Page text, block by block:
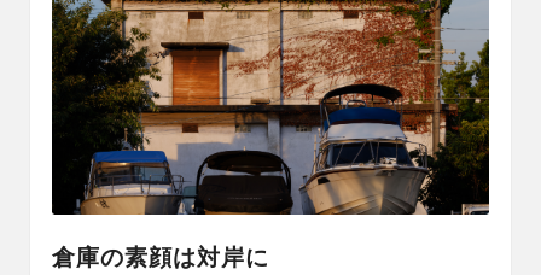
倉庫の素顔は対岸に